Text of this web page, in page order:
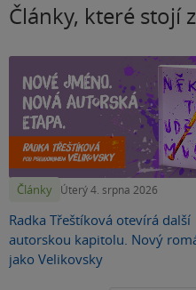
Články, které stojí
Články Úterý 4. srpna 2026
Radka Třeštíková otevírá další
autorskou kapitolu. Nový
jako Velikovsky